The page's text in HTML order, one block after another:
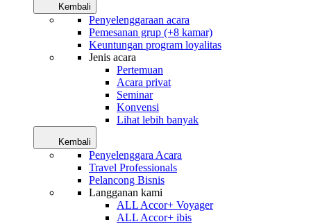
Kembali
Penyelenggaraan acara
Pemesanan grup (+8 kamar)
Keuntungan program loyalitas
Jenis acara
Pertemuan
Acara privat
Seminar
Konvensi
Lihat lebih banyak
Kembali
Penyelenggara Acara
Travel Professionals
Pelancong Bisnis
Langganan kami
ALL Accor+ Voyager
ALL Accor+ ibis